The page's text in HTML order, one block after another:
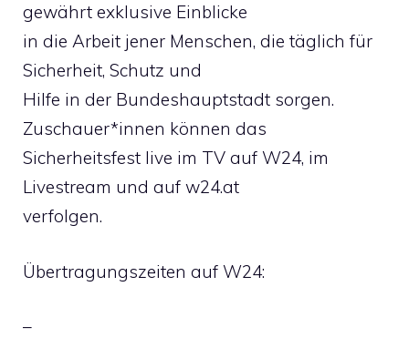
gewährt exklusive Einblicke
in die Arbeit jener Menschen, die täglich für
Sicherheit, Schutz und
Hilfe in der Bundeshauptstadt sorgen.
Zuschauer*innen können das
Sicherheitsfest live im TV auf W24, im
Livestream und auf w24.at
verfolgen.
Übertragungszeiten auf W24:
–